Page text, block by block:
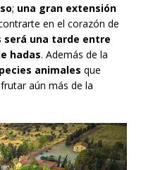
; una gran extensión
en el corazón de
será una tarde entre
hadas. Además de la
animales que
aún más de la